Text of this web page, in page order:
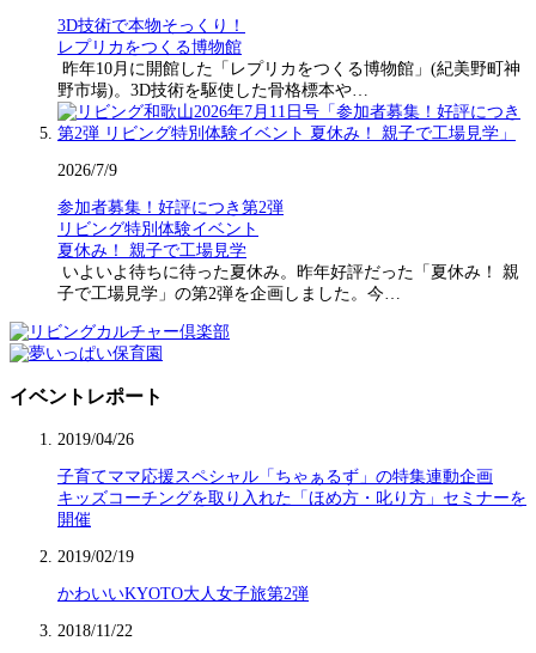
3D技術で本物そっくり！
レプリカをつくる博物館
昨年10月に開館した「レプリカをつくる博物館」(紀美野町神
野市場)。3D技術を駆使した骨格標本や…
2026/7/9
参加者募集！好評につき第2弾
リビング特別体験イベント
夏休み！ 親子で工場見学
いよいよ待ちに待った夏休み。昨年好評だった「夏休み！ 親
子で工場見学」の第2弾を企画しました。今…
イベントレポート
2019/04/26
子育てママ応援スペシャル「ちゃぁるず」の特集連動企画
キッズコーチングを取り入れた「ほめ方・叱り方」セミナーを
開催
2019/02/19
かわいいKYOTO大人女子旅第2弾
2018/11/22